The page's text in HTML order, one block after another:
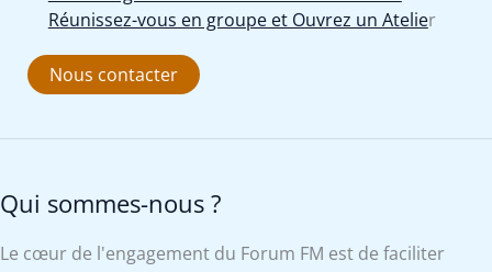
Réunissez-vous en groupe et Ouvrez un Atelier
Nous contacter
Qui sommes-nous ?
Le cœur de l'engagement du Forum FM est de faciliter